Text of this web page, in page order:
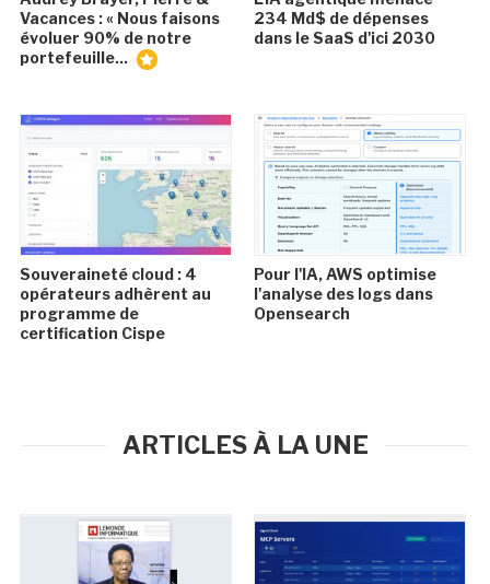
Vacances : « Nous faisons
évoluer 90% de notre
portefeuille...
234 Md$ de dépenses
dans le SaaS d'ici 2030
Souveraineté cloud : 4
opérateurs adhèrent au
programme de
certification Cispe
Pour l'IA, AWS optimise
l'analyse des logs dans
Opensearch
ARTICLES À LA UNE